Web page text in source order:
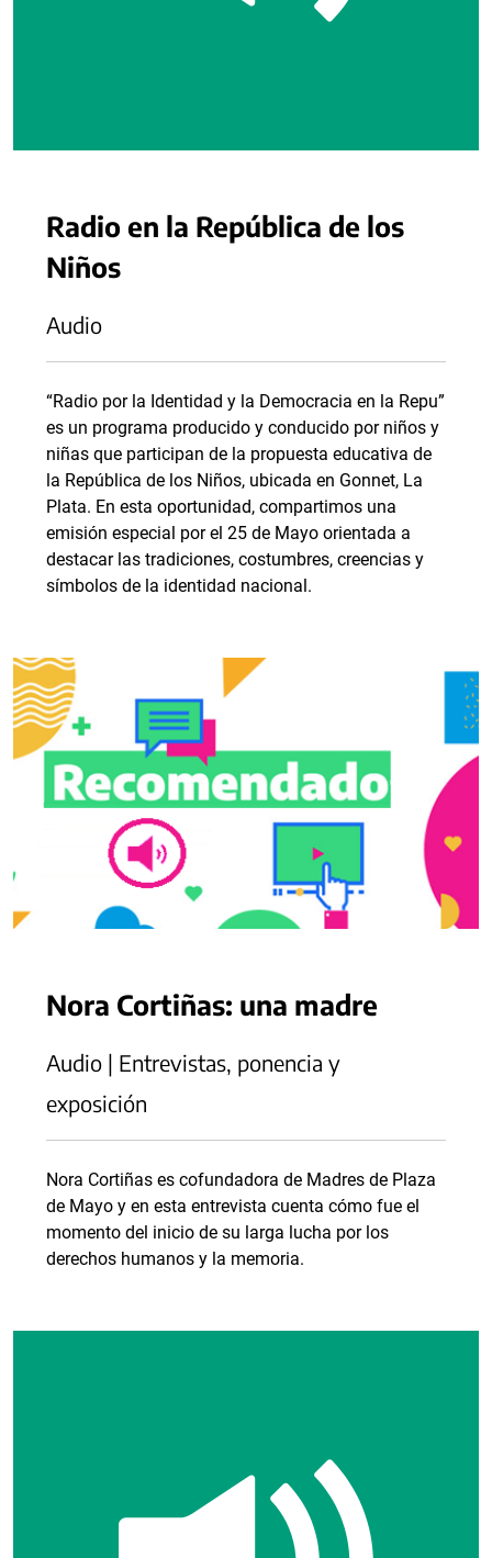
Radio en la República de los
Niños
Audio
“Radio por la Identidad y la Democracia en la Repu”
es un programa producido y conducido por niños y
niñas que participan de la propuesta educativa de
la República de los Niños, ubicada en Gonnet, La
Plata. En esta oportunidad, compartimos una
emisión especial por el 25 de Mayo orientada a
destacar las tradiciones, costumbres, creencias y
símbolos de la identidad nacional.
Nora Cortiñas: una madre
Audio | Entrevistas, ponencia y
exposición
Nora Cortiñas es cofundadora de Madres de Plaza
de Mayo y en esta entrevista cuenta cómo fue el
momento del inicio de su larga lucha por los
derechos humanos y la memoria.